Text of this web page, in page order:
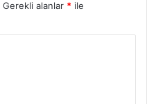
Gerekli alanlar * ile